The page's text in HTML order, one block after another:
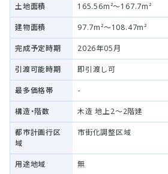
土地面積 165.56m²～167.7m²
建物面積 97.7m²～108.47m²
完成予定時期 2026年05月
引渡可能時期 即引渡し可
最多価格帯 -
構造・階数 木造 地上2～2階建
都市計画行区
域
市街化調整区域
用途地域 無